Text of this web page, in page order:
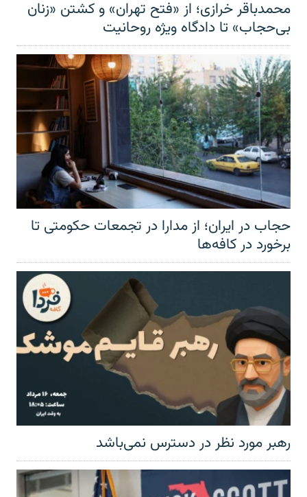
محمدباقر خرازی؛ از «فتح تهران» و کشتن «زنان
بی‌حجاب» تا دادگاه ویژه روحانیت
حجاب در ایران؛ از مدارا در تجمعات حکومتی تا
برخورد در کافه‌ها
رهبر مورد نظر در دسترس نمی‌باشد